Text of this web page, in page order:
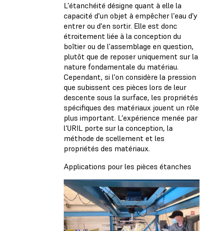
L'étanchéité désigne quant à elle la
capacité d'un objet à empêcher l'eau d'y
entrer ou d'en sortir. Elle est donc
étroitement liée à la conception du
boîtier ou de l'assemblage en question,
plutôt que de reposer uniquement sur la
nature fondamentale du matériau.
Cependant, si l'on considère la pression
que subissent ces pièces lors de leur
descente sous la surface, les propriétés
spécifiques des matériaux jouent un rôle
plus important. L'expérience menée par
l'URIL porte sur la conception, la
méthode de scellement et les
propriétés des matériaux.
Applications pour les pièces étanches